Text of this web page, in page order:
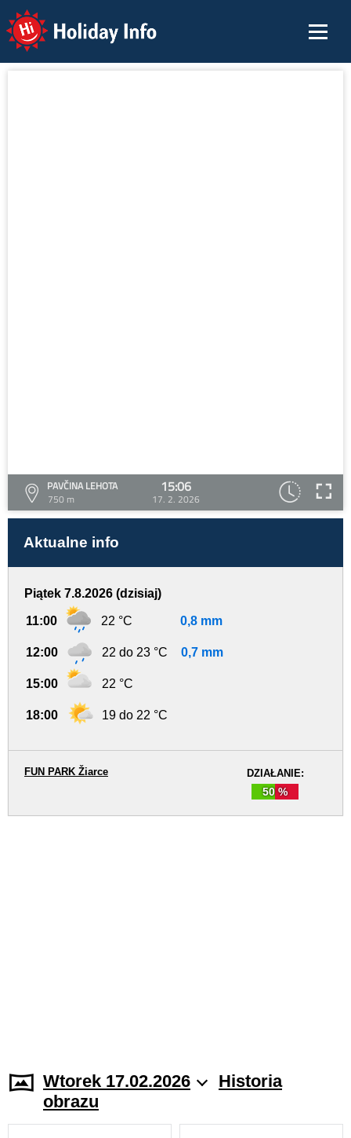
Holiday Info
PAVČINA LEHOTA
750 m
15:06
17. 2. 2026
Aktualne info
Piątek 7.8.2026 (dzisiaj)
11:00 22 °C 0,8 mm
12:00 22 do 23 °C 0,7 mm
15:00 22 °C
18:00 19 do 22 °C
DZIAŁANIE:
50 %
FUN PARK Žiarce
Wtorek 17.02.2026
Historia
obrazu